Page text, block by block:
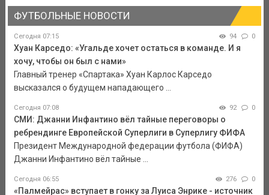
ФУТБОЛЬНЫЕ НОВОСТИ
Сегодня 07:15 94 0
Хуан Карседо: «Угальде хочет остаться в команде. И я
хочу, чтобы он был с нами»
Главный тренер «Спартака» Хуан Карлос Карседо
высказался о будущем нападающего ...
Сегодня 07:08 92 0
СМИ: Джанни Инфантино вёл тайные переговоры о
ребрендинге Европейской Суперлиги в Суперлигу ФИФА
Президент Международной федерации футбола (ФИФА)
Джанни Инфантино вёл тайные ...
Сегодня 06:55 276 0
«Палмейрас» вступает в гонку за Луиса Энрике - источник